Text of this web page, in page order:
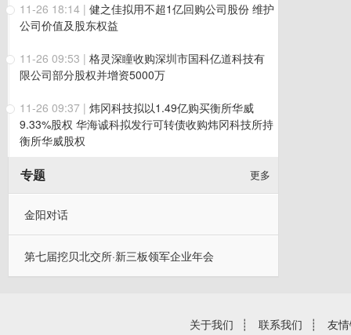
11-26 18:14 | 健之佳拟用不超1亿回购公司股份 维护
公司价值及股东权益
11-26 09:53 | 格灵深瞳收购深圳市国科亿道科技有
限公司部分股权并增资5000万
11-26 09:37 | 炜冈科技拟以1.49亿购买衡所华威
9.33%股权 华海诚科拟发行可转债收购炜冈科技所持
衡所华威股权
专题 更多
金阳对话
第七届挖贝北交所·新三板领军企业年会
关于我们 ┊ 联系我们 ┊
友